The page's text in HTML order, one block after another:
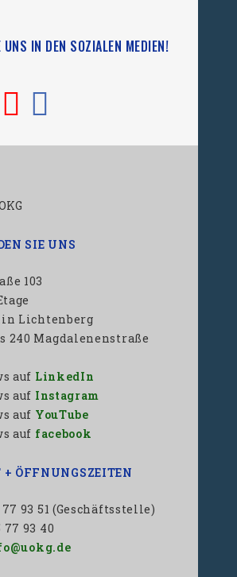
UNS IN DEN SOZIALEN MEDIEN!
SIE UNS
103
Lichtenberg
240 Magdalenenstraße
auf LinkedIn
auf Instagram
auf YouTube
auf facebook
ÖFFNUNGSZEITEN
93 51 (Geschäftsstelle)
77 93 40